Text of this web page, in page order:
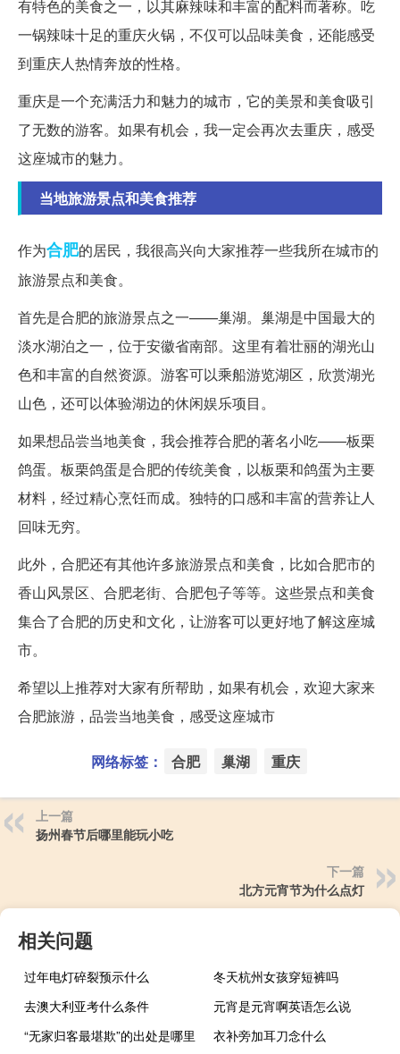
有特色的美食之一，以其麻辣味和丰富的配料而著称。吃
一锅辣味十足的重庆火锅，不仅可以品味美食，还能感受
到重庆人热情奔放的性格。
重庆是一个充满活力和魅力的城市，它的美景和美食吸引
了无数的游客。如果有机会，我一定会再次去重庆，感受
这座城市的魅力。
当地旅游景点和美食推荐
作为合肥的居民，我很高兴向大家推荐一些我所在城市的
旅游景点和美食。
首先是合肥的旅游景点之一——巢湖。巢湖是中国最大的
淡水湖泊之一，位于安徽省南部。这里有着壮丽的湖光山
色和丰富的自然资源。游客可以乘船游览湖区，欣赏湖光
山色，还可以体验湖边的休闲娱乐项目。
如果想品尝当地美食，我会推荐合肥的著名小吃——板栗
鸽蛋。板栗鸽蛋是合肥的传统美食，以板栗和鸽蛋为主要
材料，经过精心烹饪而成。独特的口感和丰富的营养让人
回味无穷。
此外，合肥还有其他许多旅游景点和美食，比如合肥市的
香山风景区、合肥老街、合肥包子等等。这些景点和美食
集合了合肥的历史和文化，让游客可以更好地了解这座城
市。
希望以上推荐对大家有所帮助，如果有机会，欢迎大家来
合肥旅游，品尝当地美食，感受这座城市
网络标签： 合肥 巢湖 重庆
上一篇
扬州春节后哪里能玩小吃
下一篇
北方元宵节为什么点灯
相关问题
过年电灯碎裂预示什么
冬天杭州女孩穿短裤吗
去澳大利亚考什么条件
元宵是元宵啊英语怎么说
“无家归客最堪欺”的出处是哪里
衣补旁加耳刀念什么